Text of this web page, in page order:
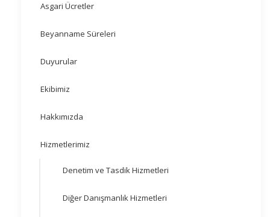
Asgari Ücretler
Beyanname Süreleri
Duyurular
Ekibimiz
Hakkımızda
Hizmetlerimiz
Denetim ve Tasdik Hizmetleri
Diğer Danışmanlık Hizmetleri